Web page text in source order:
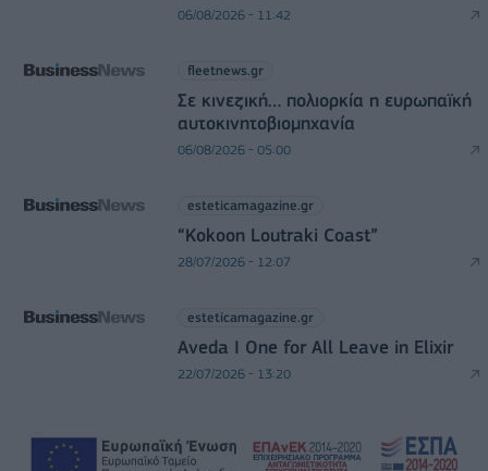
06/08/2026 - 11:42
fleetnews.gr
Σε κινεζική… πολιορκία η ευρωπαϊκή
αυτοκινητοβιομηχανία
06/08/2026 - 05:00
esteticamagazine.gr
“Kokoon Loutraki Coast”
28/07/2026 - 12:07
esteticamagazine.gr
Aveda I One for All Leave in Elixir
22/07/2026 - 13:20